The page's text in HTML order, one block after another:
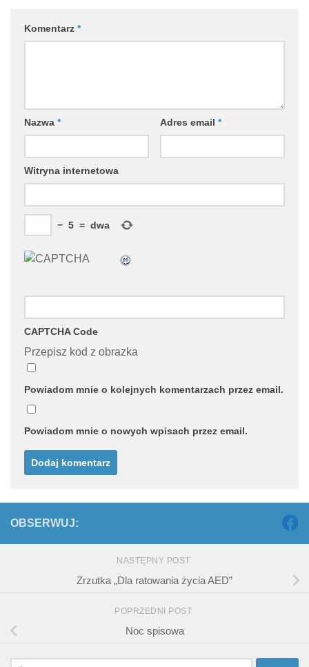
Komentarz *
Nazwa * Adres email *
Witryna internetowa
− 5 = dwa
CAPTCHA Code
Przepisz kod z obrazka
Powiadom mnie o kolejnych komentarzach przez email.
Powiadom mnie o nowych wpisach przez email.
OBSERWUJ:
NASTĘPNY POST
Zrzutka „Dla ratowania życia AED”
POPRZEDNI POST
Noc spisowa